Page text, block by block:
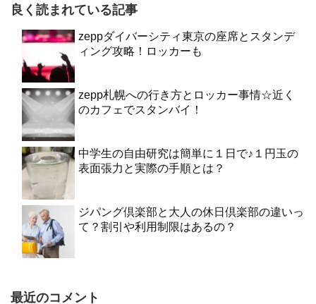
良く読まれている記事
zeppダイバーシティ東京の座席とスタンデ
ィング攻略！ロッカーも
zepp札幌への行き方とロッカー事情☆近く
のカフェでスタンバイ！
中学生の自由研究は簡単に１日で♪１円玉の
表面張力と実際の手順とは？
ジパング倶楽部と大人の休日倶楽部の違いっ
て？割引や利用制限はあるの？
最近のコメント